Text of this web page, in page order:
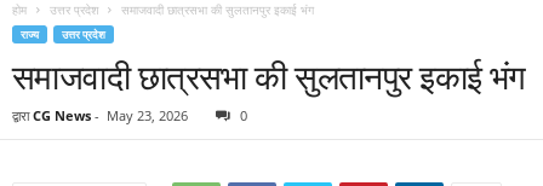
होम उत्तर प्रदेश समाजवादी छात्रसभा की सुलतानपुर इकाई भंग
राज्य उत्तर प्रदेश
समाजवादी छात्रसभा की सुलतानपुर इकाई भंग
द्वारा CG News - May 23, 2026 0